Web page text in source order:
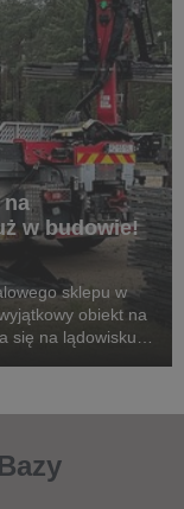
na
w budowie!
sklepu w
obiekt na
się na lądowisku